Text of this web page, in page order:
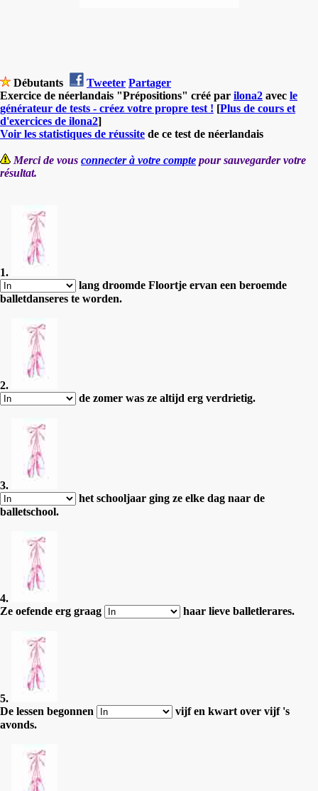
Débutants Tweeter Partager
Exercice de néerlandais "Prépositions" créé par ilona2 avec le
générateur de tests - créez votre propre test ! [Plus de cours et
d'exercices de ilona2]
Voir les statistiques de réussite de ce test de néerlandais
Merci de vous connecter à votre compte pour sauvegarder votre
résultat.
1.
lang droomde Floortje ervan een beroemde
balletdanseres te worden.
2.
de zomer was ze altijd erg verdrietig.
3.
het schooljaar ging ze elke dag naar de
balletschool.
4.
Ze oefende erg graag
haar lieve balletlerares.
5.
De lessen begonnen
vijf en kwart over vijf 's
avonds.